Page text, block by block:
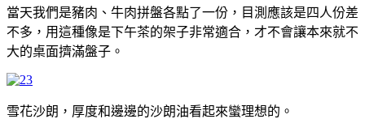
當天我們是豬肉、牛肉拼盤各點了一份，目測應該是四人份差
不多，用這種像是下午茶的架子非常適合，才不會讓本來就不
大的桌面擠滿盤子。
雪花沙朗，厚度和邊邊的沙朗油看起來蠻理想的。